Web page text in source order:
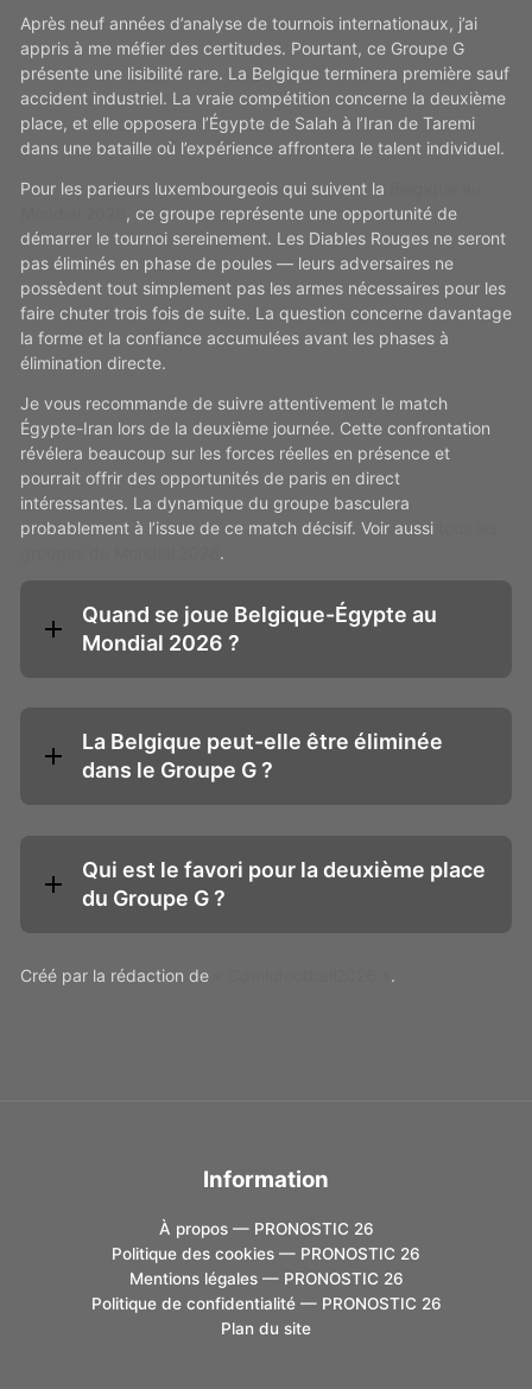
Après neuf années d’analyse de tournois internationaux, j’ai
appris à me méfier des certitudes. Pourtant, ce Groupe G
présente une lisibilité rare. La Belgique terminera première sauf
accident industriel. La vraie compétition concerne la deuxième
place, et elle opposera l’Égypte de Salah à l’Iran de Taremi
dans une bataille où l’expérience affrontera le talent individuel.
Pour les parieurs luxembourgeois qui suivent la
, ce groupe représente une opportunité de
démarrer le tournoi sereinement. Les Diables Rouges ne seront
pas éliminés en phase de poules — leurs adversaires ne
possèdent tout simplement pas les armes nécessaires pour les
faire chuter trois fois de suite. La question concerne davantage
la forme et la confiance accumulées avant les phases à
élimination directe.
Je vous recommande de suivre attentivement le match
Égypte-Iran lors de la deuxième journée. Cette confrontation
révélera beaucoup sur les forces réelles en présence et
pourrait offrir des opportunités de paris en direct
intéressantes. La dynamique du groupe basculera
probablement à l’issue de ce match décisif. Voir aussi
.
Quand se joue Belgique-Égypte au
Mondial 2026 ?
La Belgique peut-elle être éliminée
dans le Groupe G ?
Qui est le favori pour la deuxième place
du Groupe G ?
Créé par la rédaction de .
Information
À propos — PRONOSTIC 26
Politique des cookies — PRONOSTIC 26
Mentions légales — PRONOSTIC 26
Politique de confidentialité — PRONOSTIC 26
Plan du site